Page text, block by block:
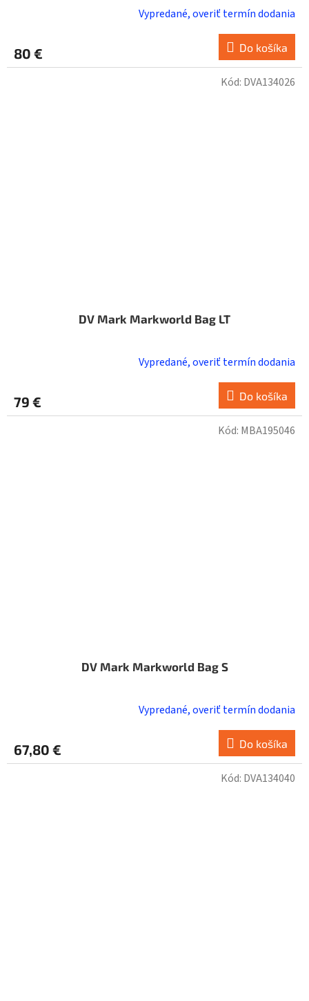
Vypredané, overiť termín dodania
80 € Do košíka
DV Mark Markworld Bag LT
Vypredané, overiť termín dodania
79 € Do košíka
Kód: DVA134026
DV Mark Markworld Bag S
Vypredané, overiť termín dodania
67,80 € Do košíka
Kód: MBA195046
Kód: DVA134040